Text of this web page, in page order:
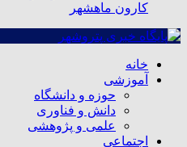
کارون ماهشهر
خانه
آموزشی
حوزه و دانشگاه
دانش و فناوری
علمی و پژوهشی
اجتماعی